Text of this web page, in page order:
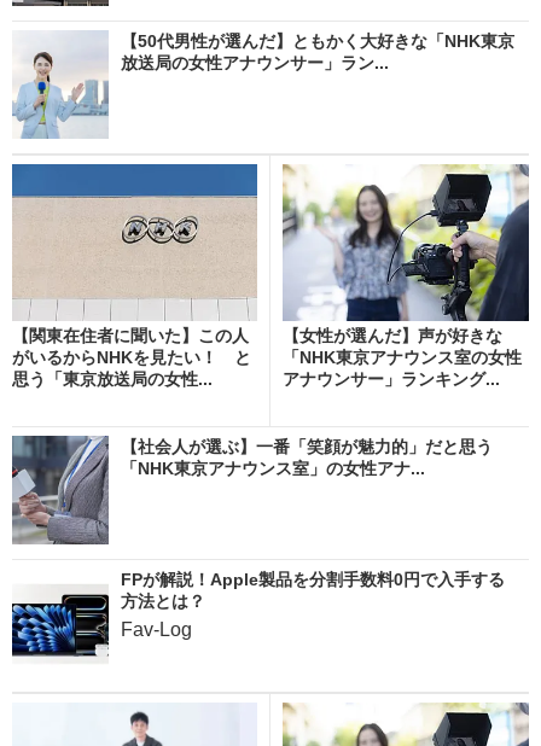
【50代男性が選んだ】ともかく大好きな「NHK東京
放送局の女性アナウンサー」ラン...
【関東在住者に聞いた】この人
がいるからNHKを見たい！ と
思う「東京放送局の女性...
【女性が選んだ】声が好きな
「NHK東京アナウンス室の女性
アナウンサー」ランキング...
【社会人が選ぶ】一番「笑顔が魅力的」だと思う
「NHK東京アナウンス室」の女性アナ...
FPが解説！Apple製品を分割手数料0円で入手する
方法とは？
Fav-Log